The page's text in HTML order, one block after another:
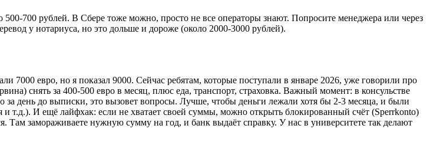
500-700 рублей. В Сбере тоже можно, просто не все операторы знают. Попросите менеджера или через
у нотариуса, но это дольше и дороже (около 2000-3000 рублей).
7000 евро, но я показал 9000. Сейчас ребятам, которые поступали в январе 2026, уже говорили про
снять за 400-500 евро в месяц, плюс еда, транспорт, страховка. Важный момент: в консульстве
день до выписки, это вызовет вопросы. Лучше, чтобы деньги лежали хотя бы 2-3 месяца, и были
т.д.). И ещё лайфхак: если не хватает своей суммы, можно открыть блокированный счёт (Sperrkonto)
замораживаете нужную сумму на год, и банк выдаёт справку. У нас в университете так делают